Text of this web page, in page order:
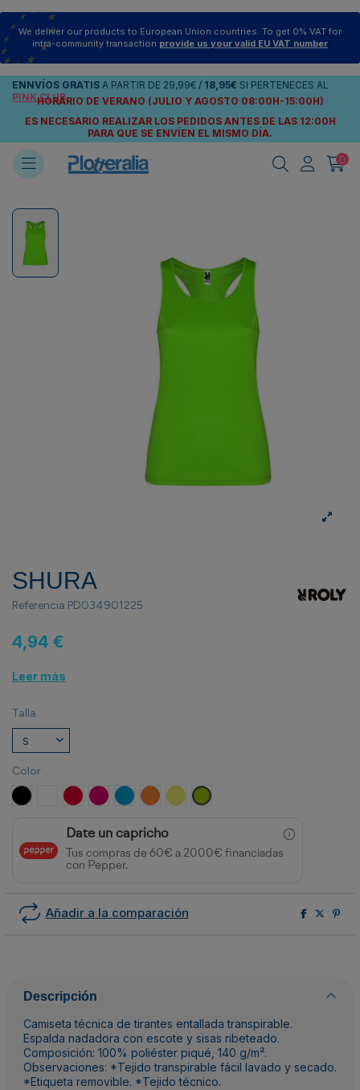
We deliver our products to European Union countries. To get 0% VAT for
intra-community transaction provide us your valid EU VAT number
ENNVÍOS GRATIS A PARTIR DE 29,99€ / 18,95€ SI PERTENECES AL
PINK CLUB
HORARIO DE VERANO (JULIO Y AGOSTO 08:00H-15:00H)
ES NECESARIO REALIZAR LOS PEDIDOS ANTES DE LAS 12:00H
PARA QUE SE ENVÍEN EL MISMO DÍA.
0
SHURA
Referencia PD034901225
4,94 €
Leer más
Talla
Color
NEGRO BLANCOROJO ROSETONTURQUESANARANJA FLUOR
AMARILLO FLUOR
LIMA
Date un capricho
Tus compras de 60€ a 2000€ financiadas
con Pepper.
Añadir a la comparación
Descripción
Camiseta técnica de tirantes entallada transpirable.
Espalda nadadora con escote y sisas ribeteado.
Composición: 100% poliéster piqué, 140 g/m².
Observaciones: *Tejido transpirable fácil lavado y secado.
*Etiqueta removible. *Tejido técnico.